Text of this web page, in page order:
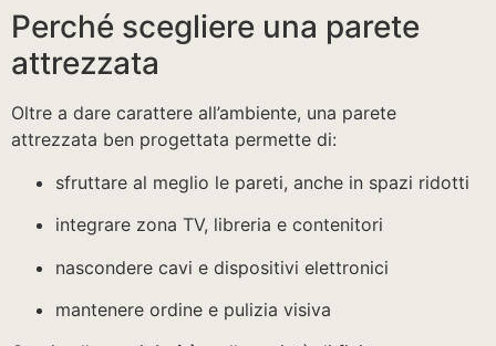
Perché scegliere una parete
attrezzata
Oltre a dare carattere all’ambiente, una parete
attrezzata ben progettata permette di:
sfruttare al meglio le pareti, anche in spazi ridotti
integrare zona TV, libreria e contenitori
nascondere cavi e dispositivi elettronici
mantenere ordine e pulizia visiva